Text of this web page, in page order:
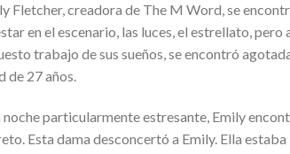
Fletcher, creadora de The M Word, se
en el escenario, las luces, el estrellato,
trabajo de sus sueños, se encontró
de 27 años.
noche particularmente estresante, Emily
Esta dama desconcertó a Emily. Ella